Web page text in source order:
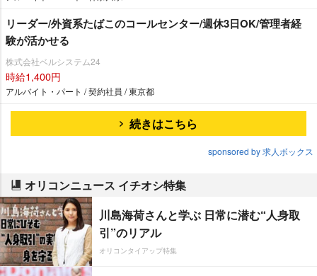
リーダー/外資系たばこのコールセンター/週休3日OK/管理者経
験が活かせる
株式会社ベルシステム24
時給1,400円
アルバイト・パート / 契約社員 / 東京都
続きはこちら
sponsored by 求人ボックス
オリコンニュース イチオシ特集
川島海荷さんと学ぶ 日常に潜む“人身取
引”のリアル
オリコンタイアップ特集